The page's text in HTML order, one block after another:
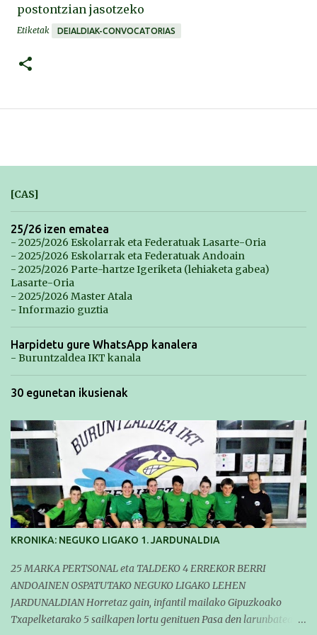
postontzian jasotzeko
Etiketak DEIALDIAK-CONVOCATORIAS
[CAS]
25/26 izen ematea
- 2025/2026 Eskolarrak eta Federatuak Lasarte-Oria
- 2025/2026 Eskolarrak eta Federatuak Andoain
- 2025/2026 Parte-hartze Igeriketa (lehiaketa gabea)
Lasarte-Oria
- 2025/2026 Master Atala
- Informazio guztia
Harpidetu gure WhatsApp kanalera
- Buruntzaldea IKT kanala
30 egunetan ikusienak
KRONIKA: NEGUKO LIGAKO 1. JARDUNALDIA
25 MARKA PERTSONAL eta TALDEKO 4 ERREKOR BERRI
ANDOAINEN OSPATUTAKO NEGUKO LIGAKO LEHEN
JARDUNALDIAN Horretaz gain, infantil mailako Gipuzkoako
Txapelketarako 5 sailkapen lortu genituen Pasa den larunbatean